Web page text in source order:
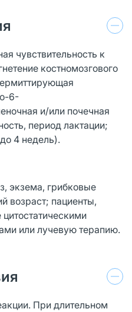
чувствительность к
костномозгового
6-
и/или почечная
период лактации;
4 недель).
экзема, грибковые
возраст; пациенты,
или лучевую терапию.
При длительном